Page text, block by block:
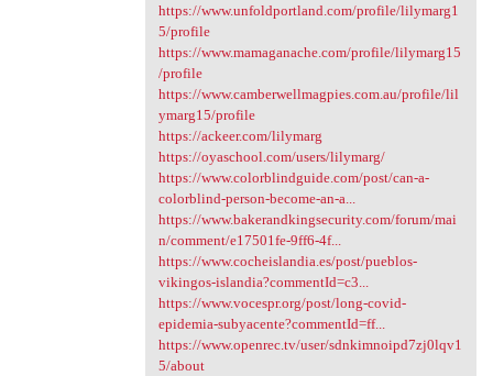
https://www.unfoldportland.com/profile/lilymarg1
5/profile
https://www.mamaganache.com/profile/lilymarg15
/profile
https://www.camberwellmagpies.com.au/profile/lil
ymarg15/profile
https://ackeer.com/lilymarg
https://oyaschool.com/users/lilymarg/
https://www.colorblindguide.com/post/can-a-
colorblind-person-become-an-a...
https://www.bakerandkingsecurity.com/forum/mai
n/comment/e17501fe-9ff6-4f...
https://www.cocheislandia.es/post/pueblos-
vikingos-islandia?commentId=c3...
https://www.vocespr.org/post/long-covid-
epidemia-subyacente?commentId=ff...
https://www.openrec.tv/user/sdnkimnoipd7zj0lqv1
5/about